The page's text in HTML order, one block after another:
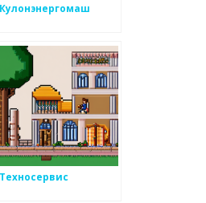
Кулонэнергомаш
Техносервис